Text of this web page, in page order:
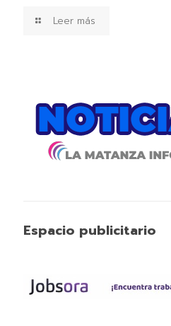
Leer más
Espacio publicitario